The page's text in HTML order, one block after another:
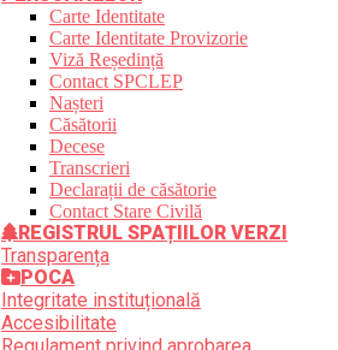
Carte Identitate
Carte Identitate Provizorie
Viză Reședință
Contact SPCLEP
Nașteri
Căsătorii
Decese
Transcrieri
Declarații de căsătorie
Contact Stare Civilă
REGISTRUL SPAȚIILOR VERZI
Transparența
POCA
Integritate instituțională
Accesibilitate